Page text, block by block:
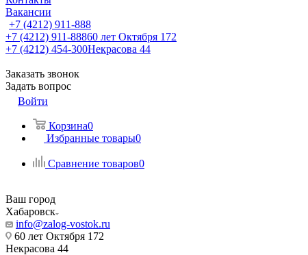
Вакансии
+7 (4212) 911-888
+7 (4212) 911-88860 лет Октября 172
+7 (4212) 454-300Некрасова 44
Заказать звонок
Задать вопрос
Войти
Корзина0
Избранные товары0
Сравнение товаров0
Ваш город
Хабаровск
info@zalog-vostok.ru
60 лет Октября 172
Некрасова 44